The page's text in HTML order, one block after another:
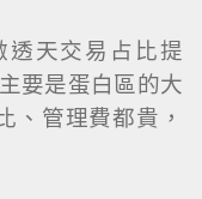
天交易占比提
要是蛋白區的大
、管理費都貴，